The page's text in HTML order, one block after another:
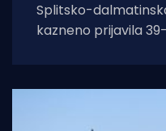
Splitsko-
kazneno prijavila